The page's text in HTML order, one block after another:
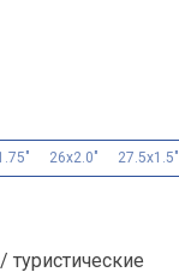
26x2.0" 27.5x1.5"
туристические